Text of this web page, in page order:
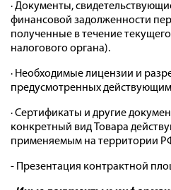
· Документы,
финансовой задолженности
полученные в течение
налогового органа).
· Необходимые лицензии и
предусмотренных
· Сертификаты и другие
конкретный вид Товара
применяемым на территории
- Презентация контрактной